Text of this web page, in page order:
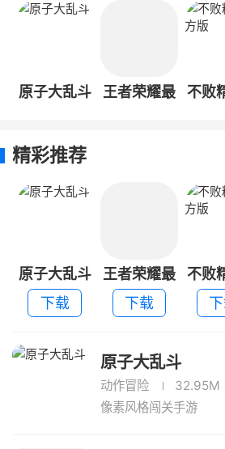
原子大乱斗
王者荣耀最
不败
精彩推荐
原子大乱斗
下载
王者荣耀最
新版本
下载
不败
原子大乱斗
动作冒险
32.95M
像素风格闯关手游